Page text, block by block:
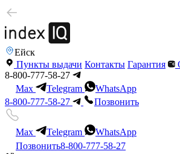
Ейск
Пункты выдачи Контакты Гарантия
8-800-777-58-27
Max
Telegram
WhatsApp
8-800-777-58-27
Позвонить
Max Telegram
WhatsApp
Позвонить8-800-777-58-27